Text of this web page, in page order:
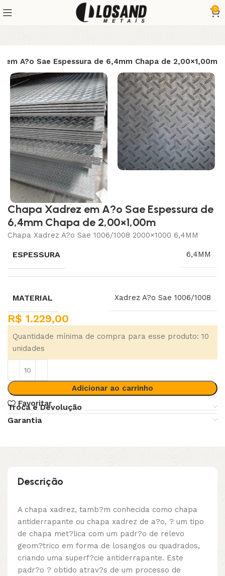
0
em A?o Sae Espessura de 6,4mm Chapa de 2,00×1,00m
Chapa Xadrez em A?o Sae Espessura de
6,4mm Chapa de 2,00×1,00m
Chapa Xadrez A?o Sae 1006/1008 2000×1000 6,4MM
ESPESSURA 6,4MM
MATERIAL Xadrez A?o Sae 1006/1008
R$ 1.229,00
Quantidade mínima de compra para esse produto: 10
unidades
Adicionar ao carrinho
Favoritar
Troca e Devolução
Garantia
Descrição
A chapa xadrez, tamb?m conhecida como chapa
antiderrapante ou chapa xadrez de a?o, ? um tipo
de chapa met?lica com um padr?o de relevo
geom?trico em forma de losangos ou quadrados,
criando uma superf?cie antiderrapante. Este
padr?o ? obtido atrav?s de um processo de